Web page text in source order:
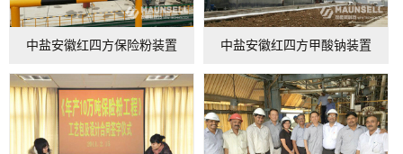
中盐安徽红四方保险粉装置 中盐安徽红四方甲酸钠装置